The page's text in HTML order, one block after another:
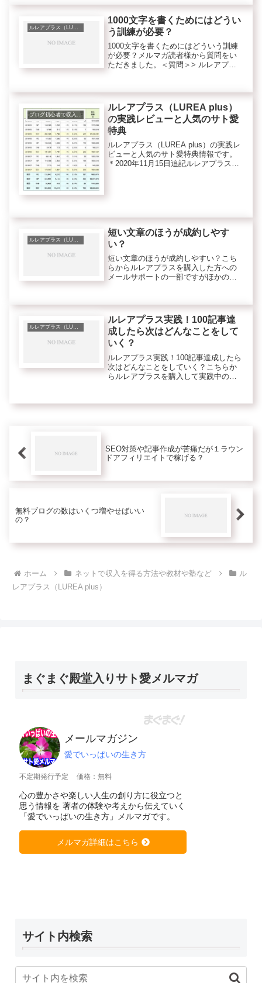
近、流石に稼ぎが乏しくなり、『ルレ
アプラ...
1000文字を書くためにはどうい
う訓練が必要？
1000文字を書くためにはどういう訓練
が必要？メルマガ読者様から質問をい
ただきました。＜質問＞> ルレアプラ
りますが、> なかなか1000文字が書け
ずに悩んでおります...
ブログ初心者で収入を得るコツ
ルレアプラス（LUREA plus）
の実践レビューと人気のサト愛
特典
ルレアプラス（LUREA plus）の実践レ
ビューと人気のサト愛特典情報です。
＊2020年11月15日追記ルレアプラス
短い文章のほうが成約しやす
い？
短い文章のほうが成約しやすい？こち
らからルレアプラスを購入した方への
メールサポートの一部ですがほかの方
q="＜質問＞・・・省略・・・>短い文
章のほうが成約...
ルレアプラス（LUREA plus）
ルレアプラス実践！100記事達
成したら次はどんなことをして
いく？
ルレアプラス実践！100記事達成したら
次はどんなことをしていく？こちらか
らルレアプラスを購入して実践中の方
color="green" q="＜質問＞・・・前半
SEO対策や記事作成が苦痛だが１ラウン
ドアフィリエイトで稼げる？
無料ブログの数はいくつ増やせばいい
の？
ホーム ネットで収入を得る方法や教材や塾など
ル
レアプラス（LUREA plus）
まぐまぐ殿堂入りサト愛メルマガ
メールマガジン
愛でいっぱいの生き方
不定期発行予定 価格：無料
心の豊かさや楽しい人生の創り方に役立つと
思う情報を 著者の体験や考えから伝えていく
「愛でいっぱいの生き方」メルマガです。
メルマガ詳細はこちら
サイト内検索